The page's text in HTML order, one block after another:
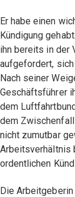
Er habe einen
Kündigung
ihn bereits in der
aufgefordert,
Nach seiner
Geschäftsführer
dem
dem
nicht zumutbar
Arbeitsverhältnis
ordentlichen
Die